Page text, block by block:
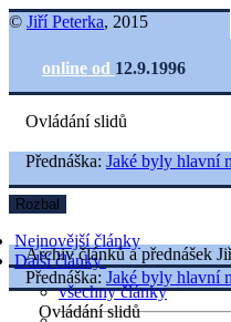
© Jiří Peterka, 2015
online od 12.9.1996
Ovládání slidů
Nejnovější články
Další články
všechny články
Přednáška: Jaké byly hlavní
Rozbal
Archiv článků a přednášek
Přednáška: Jaké byly hlavní
Ovládání slidů